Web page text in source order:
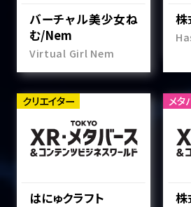
バーチャル美少女ね
む/Nem
Virtual Girl Nem
株
クリエイター
はにゅクラフト
メタ
株